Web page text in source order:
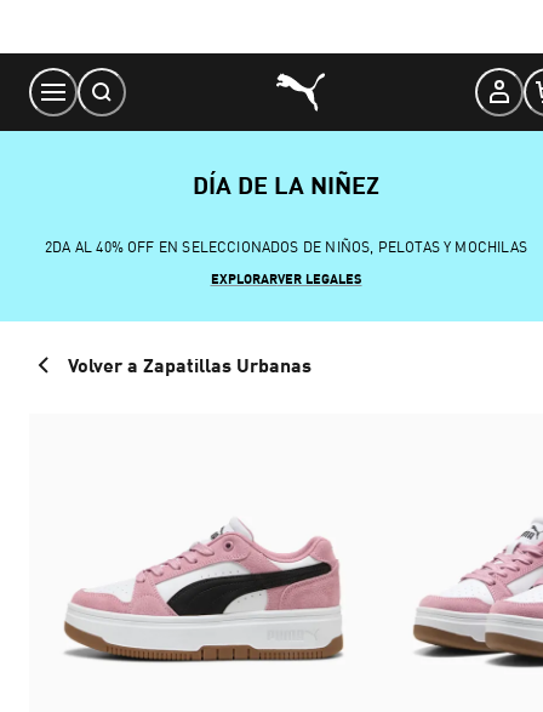
Content
DÍA DE LA NIÑEZ
2DA AL 40% OFF EN SELECCIONADOS DE NIÑOS, PELOTAS Y MOCHILAS
EXPLORARVER LEGALES
Volver a Zapatillas Urbanas